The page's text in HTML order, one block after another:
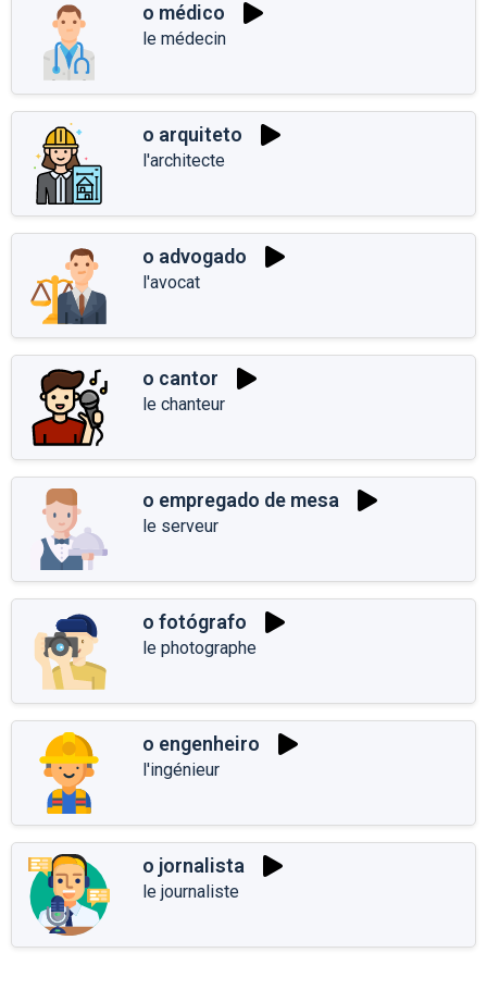
o médico
le médecin
o arquiteto
l'architecte
o advogado
l'avocat
o cantor
le chanteur
o empregado de mesa
le serveur
o fotógrafo
le photographe
o engenheiro
l'ingénieur
o jornalista
le journaliste